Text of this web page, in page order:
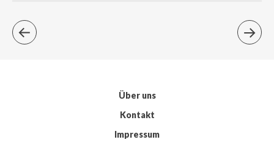
Über uns
Kontakt
Impressum